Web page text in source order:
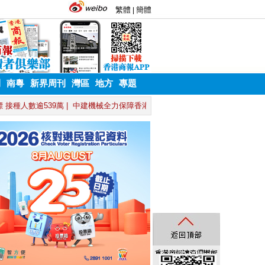
南粵 新界周刊 灣區 地方 專題